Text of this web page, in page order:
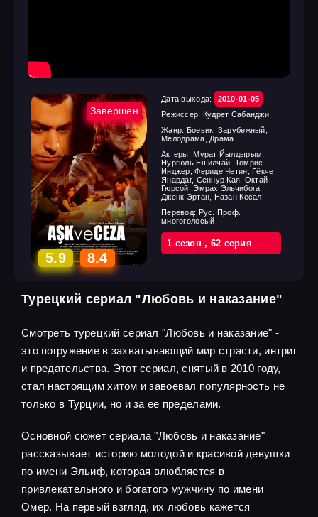
Завершен
5.9 8.4
Дата выхода:
2010-01-05
Режиссер: Кудрет Сабанджи
Жанр: Боевик, Зарубежный,
Мелодрама, Драма
Актеры: Мурат Йылдырым,
Нургюль Ешилчай, Томрис
Инджер, Фериде Четин, Гёкче
Янардаг, Сеннур Кая, Октай
Гюрсой, Эмрах Эльчибога,
Дженк Эртан, Назан Кесал
Перевод: Рус. Проф.
многоголосый
1 cезон, 62 cерия
Турецкий сериал "Любовь и наказание"
Смотреть турецкий сериал "Любовь и наказание" -
это погружение в захватывающий мир страсти, интриг
и предательства. Этот сериал, снятый в 2010 году,
стал настоящим хитом и завоевал популярность не
только в Турции, но и за ее пределами.
Основной сюжет сериала "Любовь и наказание"
рассказывает историю молодой и красивой девушки
по имени Эльиф, которая влюбляется в
привлекательного и богатого мужчину по имени
Омер. На первый взгляд, их любовь кажется